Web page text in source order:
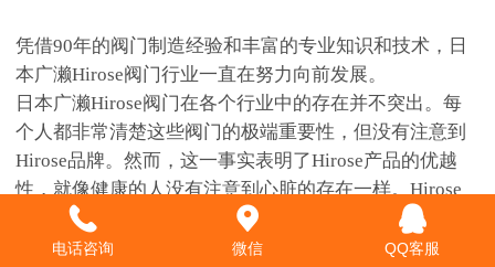
凭借90年的阀门制造经验和丰富的专业知识和技术，日
本广濑Hirose阀门行业一直在努力向前发展。
日本广濑Hirose阀门在各个行业中的存在并不突出。每
个人都非常清楚这些阀门的极端重要性，但没有注意到
Hirose品牌。然而，这一事实表明了Hirose产品的优越
性，就像健康的人没有注意到心脏的存在一样。Hirose
公司是一家液压阀门制造商，自1923年以来，一直生产
各种类型的阀门，包括设计简单的止回阀，这些阀门的
电话咨询 微信 QQ客服